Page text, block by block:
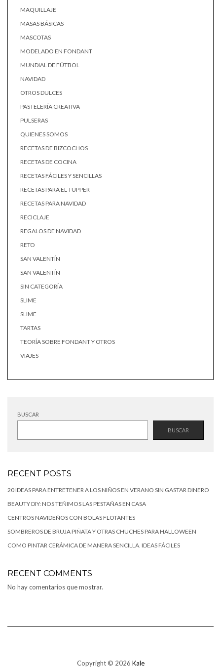
MAQUILLAJE
MASAS BÁSICAS
MASCOTAS
MODELADO EN FONDANT
MUNDIAL DE FÚTBOL
NAVIDAD
OTROS DULCES
PASTELERÍA CREATIVA
PULSERAS
QUIENES SOMOS
RECETAS DE BIZCOCHOS
RECETAS DE COCINA
RECETAS FÁCILES Y SENCILLAS
RECETAS PARA EL TUPPER
RECETAS PARA NAVIDAD
RECICLAJE
REGALOS DE NAVIDAD
RETO
SAN VALENTÍN
SAN VALENTÍN
SIN CATEGORÍA
SLIME
SLIME
TARTAS
TEORÍA SOBRE FONDANT Y OTROS
VIAJES
BUSCAR
BUSCAR
RECENT POSTS
20 IDEAS PARA ENTRETENER A LOS NIÑOS EN VERANO SIN GASTAR DINERO
BEAUTY DIY: NOS TEÑIMOS LAS PESTAÑAS EN CASA
CENTROS NAVIDEÑOS CON BOLAS FLOTANTES
SOMBREROS DE BRUJA PIÑATA Y OTRAS CHUCHES PARA HALLOWEEN
COMO PINTAR CERÁMICA DE MANERA SENCILLA. IDEAS FÁCILES
RECENT COMMENTS
No hay comentarios que mostrar.
Copyright © 2026 Kale